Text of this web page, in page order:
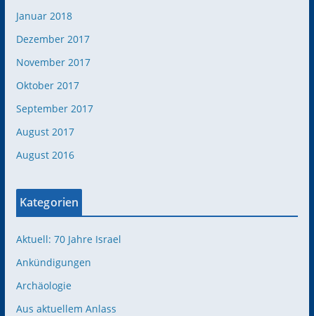
Januar 2018
Dezember 2017
November 2017
Oktober 2017
September 2017
August 2017
August 2016
Kategorien
Aktuell: 70 Jahre Israel
Ankündigungen
Archäologie
Aus aktuellem Anlass